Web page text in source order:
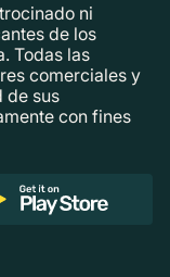
ni
de los
Todas las
comerciales y
de sus
con fines